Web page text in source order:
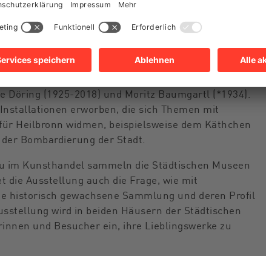
und Künstlern angekauft, die mit Heilbronn und
gehören Werkgruppen des heute kaum mehr
(1861-1927), der im vergangenen Jahr
von Hans Schreiner (*1930) sowie Kunstwerke der
Schule, etwa von Ida Kerkovius (1879-1970),
Döring (1925-2018) und Moritz Baumgartl (*1934).
erworben, die sich Themen mit
Heilbronn widmen, beispielsweise dem Käthchen
Bombardierung der Stadt.
im Kunsthandel sammeln die Städtischen Museen
die Ausstellung auch die Frage, wie mit
historisch gewachsene Sammlung und deren Profil
wird in beiden Häusern der Städtischen
und Besucher ein, ihre Lieblingswerke zu